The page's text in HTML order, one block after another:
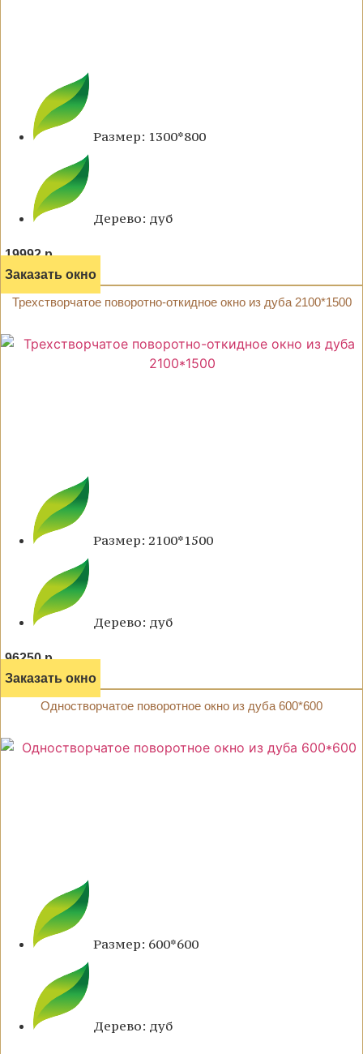
Размер: 1300*800
Дерево: дуб
19992 р.
Заказать окно
Трехстворчатое поворотно-откидное окно из дуба 2100*1500
Размер: 2100*1500
Дерево: дуб
96250 р.
Заказать окно
Одностворчатое поворотное окно из дуба 600*600
Размер: 600*600
Дерево: дуб